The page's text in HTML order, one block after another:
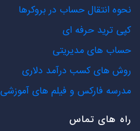
نحوه انتقال حساب در بروکرها
کپی ترید حرفه ای
حساب های مدیریتی
روش های کسب درآمد دلاری
مدرسه فارکس و فیلم های آموزشی
راه های تماس